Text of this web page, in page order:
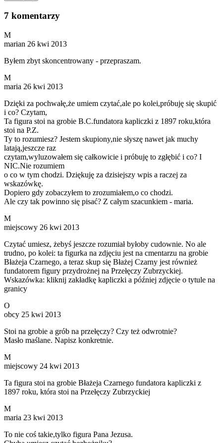
7 komentarzy
M
marian 26 kwi 2013
Byłem zbyt skoncentrowany - przepraszam.
M
maria 26 kwi 2013
Dzięki za pochwałę,że umiem czytać,ale po kolei,próbuję się skupić
i co? Czytam,
Ta figura stoi na grobie B.C.fundatora kapliczki z 1897 roku,która
stoi na P.Z.
Ty to rozumiesz? Jestem skupiony,nie słyszę nawet jak muchy
latają,jeszcze raz
czytam,wyluzowałem się całkowicie i próbuję to zgłębić i co? I
NIC.Nie rozumiem
o co w tym chodzi. Dziękuję za dzisiejszy wpis a raczej za
wskazówkę.
Dopiero gdy zobaczyłem to zrozumiałem,o co chodzi.
Ale czy tak powinno się pisać? Z całym szacunkiem - maria.
M
miejscowy 26 kwi 2013
Czytać umiesz, żebyś jeszcze rozumiał byłoby cudownie. No ale
trudno, po kolei: ta figurka na zdjęciu jest na cmentarzu na grobie
Błażeja Czarnego, a teraz skup się Błażej Czarny jest również
fundatorem figury przydrożnej na Przełęczy Zubrzyckiej.
Wskazówka: kliknij zakładkę kapliczki a później zdjęcie o tytule na
granicy
O
obcy 25 kwi 2013
Stoi na grobie a grób na przełęczy? Czy też odwrotnie?
Masło maślane. Napisz konkretnie.
M
miejscowy 24 kwi 2013
Ta figura stoi na grobie Błażeja Czarnego fundatora kapliczki z
1897 roku, która stoi na Przełęczy Zubrzyckiej
M
maria 23 kwi 2013
To nie coś takie,tylko figura Pana Jezusa.